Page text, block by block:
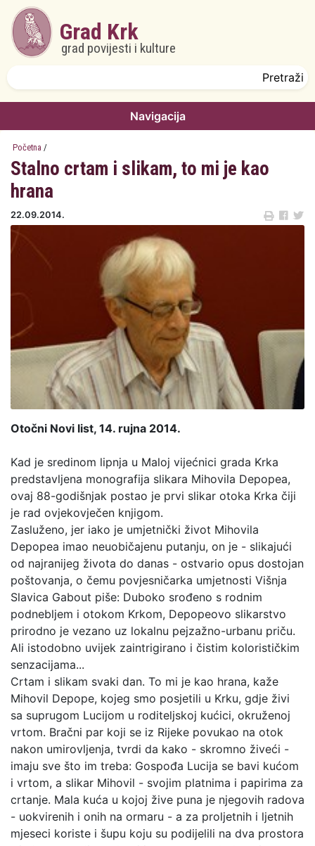
Skoči na glavni sadržaj
Grad Krk
grad povijesti i kulture
Navigacija
Početna /
Stalno crtam i slikam, to mi je kao
hrana
22.09.2014.
Otočni Novi list, 14. rujna 2014.
Kad je sredinom lipnja u Maloj vijećnici grada Krka
predstavljena monografija slikara Mihovila Depopea,
ovaj 88-godišnjak postao je prvi slikar otoka Krka čiji
je rad ovjekovječen knjigom.
Zasluženo, jer iako je umjetnički život Mihovila
Depopea imao neuobičajenu putanju, on je - slikajući
od najranijeg života do danas - ostvario opus dostojan
poštovanja, o čemu povjesničarka umjetnosti Višnja
Slavica Gabout piše: Duboko srođeno s rodnim
podnebljem i otokom Krkom, Depopeovo slikarstvo
prirodno je vezano uz lokalnu pejzažno-urbanu priču.
Ali istodobno uvijek zaintrigirano i čistim kolorističkim
senzacijama...
Crtam i slikam svaki dan. To mi je kao hrana, kaže
Mihovil Depope, kojeg smo posjetili u Krku, gdje živi
sa suprugom Lucijom u roditeljskoj kućici, okruženoj
vrtom. Bračni par koji se iz Rijeke povukao na otok
nakon umirovljenja, tvrdi da kako - skromno živeći -
imaju sve što im treba: Gospođa Lucija se bavi kućom
i vrtom, a slikar Mihovil - svojim platnima i papirima za
crtanje. Mala kuća u kojoj žive puna je njegovih radova
- uokvirenih i onih na ormaru - a za proljetnih i ljetnih
mjeseci koriste i šupu koju su podijelili na dva prostora